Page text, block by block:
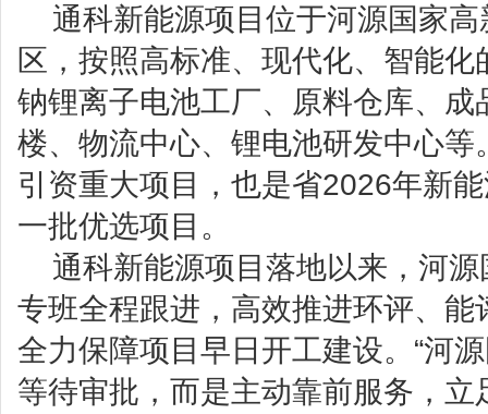
通科新能源项目位于河源国家
区，按照高标准、现代化、智能
钠锂离子电池工厂、原料仓库、成
楼、物流中心、锂电池研发中心等
引资重大项目，也是省2026年新
一批优选项目。
通科新能源项目落地以来，河
专班全程跟进，高效推进环评、能
全力保障项目早日开工建设。“河
等待审批，而是主动靠前服务，